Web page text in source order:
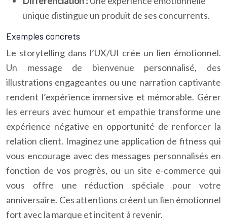
unique distingue un produit de ses concurrents.
Exemples concrets
Le storytelling dans l’UX/UI crée un lien émotionnel.
Un message de bienvenue personnalisé, des
illustrations engageantes ou une narration captivante
rendent l’expérience immersive et mémorable. Gérer
les erreurs avec humour et empathie transforme une
expérience négative en opportunité de renforcer la
relation client. Imaginez une application de fitness qui
vous encourage avec des messages personnalisés en
fonction de vos progrès, ou un site e-commerce qui
vous offre une réduction spéciale pour votre
anniversaire. Ces attentions créent un lien émotionnel
fort avec la marque et incitent à revenir.